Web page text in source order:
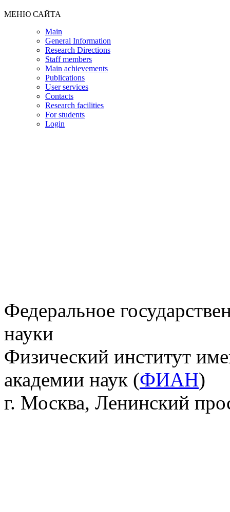
МЕНЮ САЙТА
Main
General Information
Research Directions
Staff members
Main achievements
Publications
User services
Contacts
Research facilities
For students
Login
Федеральное
науки
Физический институт
академии наук (ФИАН)
г. Москва, Ленинский